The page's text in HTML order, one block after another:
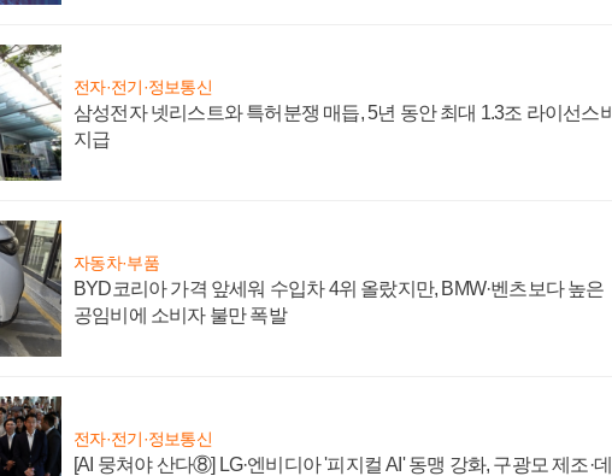
전자·전기·정보통신
삼성전자 넷리스트와 특허분쟁 매듭, 5년 동안 최대 1.3조 라이선스비
지급
자동차·부품
BYD코리아 가격 앞세워 수입차 4위 올랐지만, BMW·벤츠보다 높은
공임비에 소비자 불만 폭발
전자·전기·정보통신
[AI 뭉쳐야 산다⑧] LG·엔비디아 '피지컬 AI' 동맹 강화, 구광모 제조·데